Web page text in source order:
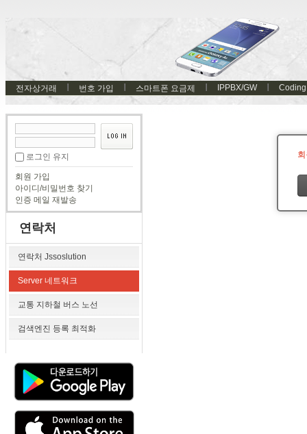
전자상거래 번호 가입 스마트폰 요금제 IPPBX/GW Coding
로그인 유지
회원 가입
아이디/비밀번호 찾기
인증 메일 재발송
연락처
연락처 Jssoslution
Server 네트워크
교통 지하철 버스 노선
검색엔진 등록 최적화